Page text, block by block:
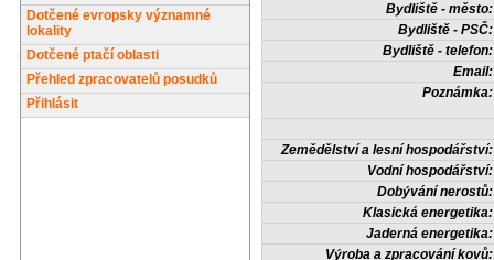
Dotčené evropsky významné
lokality
Dotčené ptačí oblasti
Přehled zpracovatelů posudků
Přihlásit
Bydliště - město:
Bydliště - PSČ:
Bydliště - telefon:
Email:
Poznámka:
Zemědělství a lesní hospodářství:
Vodní hospodářství:
Dobývání nerostů:
Klasická energetika:
Jaderná energetika:
Výroba a zpracování kovů: